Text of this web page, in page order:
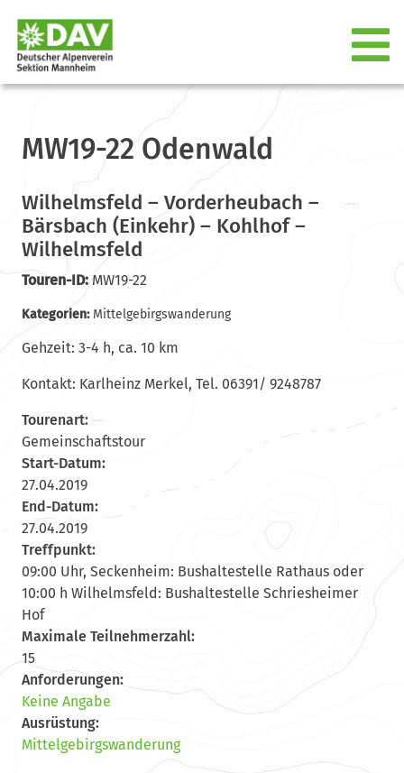
MW19-22 Odenwald
Wilhelmsfeld – Vorderheubach –
Bärsbach (Einkehr) – Kohlhof –
Wilhelmsfeld
Touren-ID:MW19-22
Kategorien: Mittelgebirgswanderung
Gehzeit: 3-4 h, ca. 10 km
Kontakt: Karlheinz Merkel, Tel. 06391/ 9248787
Tourenart:
Gemeinschaftstour
Start-Datum:
27.04.2019
End-Datum:
27.04.2019
Treffpunkt:
09:00 Uhr, Seckenheim: Bushaltestelle Rathaus oder
10:00 h Wilhelmsfeld: Bushaltestelle Schriesheimer
Hof
Maximale Teilnehmerzahl:
15
Anforderungen:
Keine Angabe
Ausrüstung:
Mittelgebirgswanderung